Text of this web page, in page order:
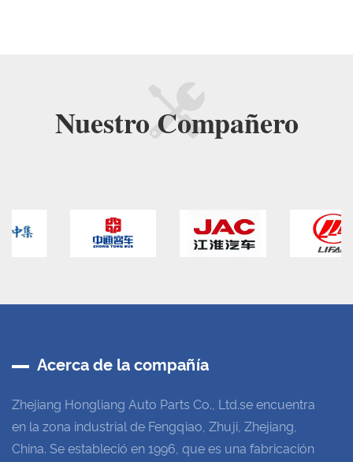
Nuestro Compañero
Acerca de la compañía
Zhejiang Hongliang Auto Parts Co., Ltd.se encuentra
en la zona industrial de Fengqiao, Zhuji, Zhejiang,
China. Se estableció en 1996, que es una fabricación